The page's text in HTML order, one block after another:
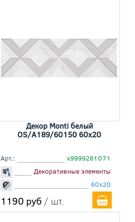
Декор Monti белый
OS/A189/60150 60x20
Арт.:
х9999281071
Декоративные элементы
60x20
1190 руб / шт.